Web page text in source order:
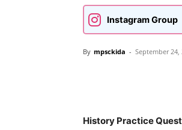
Instagram Group
By mpsckida - September 24,
History Practice